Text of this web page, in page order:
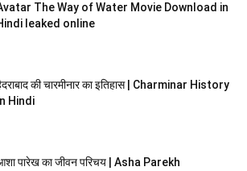
The Way of Water Movie Download in
leaked online
की चारमीनार का इतिहास | Charminar History
In Hindi
पारेख का जीवन परिचय | Asha Parekh